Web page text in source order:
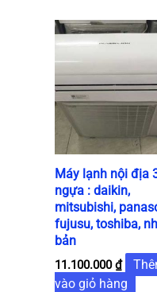
Máy lạnh nội địa
ngựa : daikin,
mitsubishi,
fujusu, toshiba,
bản
11.100.000₫
vào giỏ hàng